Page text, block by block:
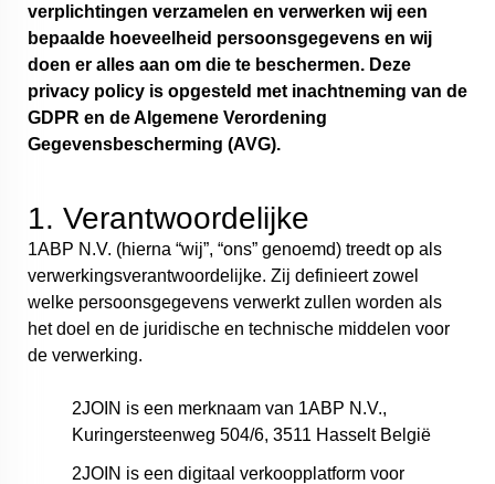
verplichtingen verzamelen en verwerken wij een
bepaalde hoeveelheid persoonsgegevens en wij
doen er alles aan om die te beschermen. Deze
privacy policy is opgesteld met inachtneming van de
GDPR en de Algemene Verordening
Gegevensbescherming (AVG).
1. Verantwoordelijke
1ABP N.V. (hierna “wij”, “ons” genoemd) treedt op als
verwerkingsverantwoordelijke. Zij definieert zowel
welke persoonsgegevens verwerkt zullen worden als
het doel en de juridische en technische middelen voor
de verwerking.
2JOIN is een merknaam van 1ABP N.V.,
Kuringersteenweg 504/6, 3511 Hasselt België
2JOIN is een digitaal verkoopplatform voor